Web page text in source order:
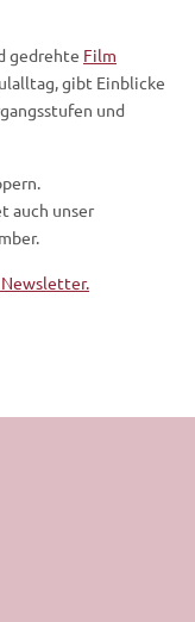
gedrehte Film
gibt Einblicke
und
auch unser